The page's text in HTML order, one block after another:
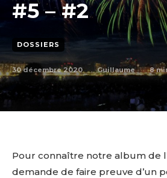
#5 – #2
DOSSIERS
30 décembre 2020 Guillaume 8
Pour connaître notre album de
demande de faire preuve d’un